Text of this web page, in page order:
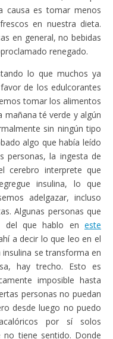
causa es tomar menos
en nuestra dieta.
en general, no bebidas
renegado.
lo que muchos ya
de los edulcorantes
tomar los alimentos
mañana té verde y algún
sin ningún tipo
algo que había leído
personas, la ingesta de
cerebro interprete que
insulina, lo que
adelgazar, incluso
Algunas personas que
del que hablo en este
a decir lo que leo en el
se transforma en
hay trecho. Esto es
imposible hasta
personas no puedan
desde luego no puedo
por sí solos
tiene sentido. Donde